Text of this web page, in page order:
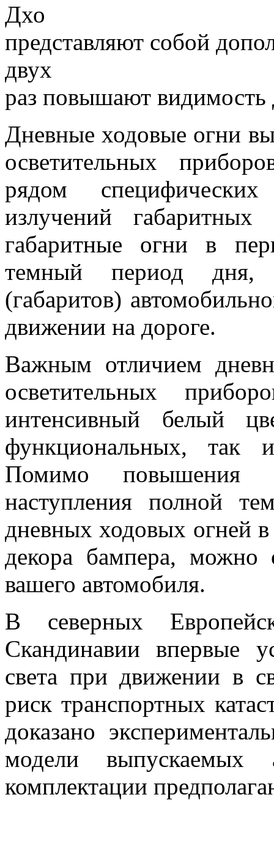
Дхо
представляют собой
двух
раз повышают видимость
Дневные ходовые огни
осветительных
рядом
излучений
габаритные огни в
темный период дня,
(габаритов)
движении на дороге.
Важным отличием
осветительных
интенсивный белый
функциональных, так
Помимо повышения
наступления полной
дневных ходовых огней
декора бампера, можно
вашего автомобиля.
В северных
Скандинавии впервые
света при движении в
риск транспортных
доказано
модели выпускаемых
комплектации